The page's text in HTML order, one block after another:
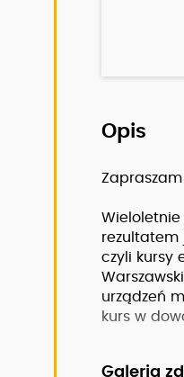
Opis
rezultatem
czyli kursy
urządzeń
kurs w
Galeria